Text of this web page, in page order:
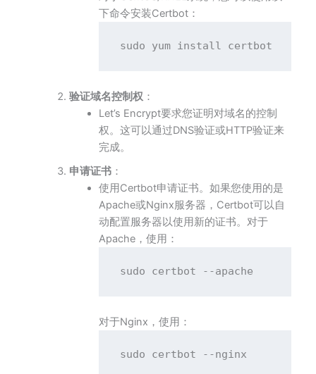
下命令安装Certbot：
验证域名控制权 ：
Let’s Encrypt要求您证明对域名的控制
权。这可以通过DNS验证或HTTP验证来
完成。
申请证书 ：
使用Certbot申请证书。如果您使用的是
Apache或Nginx服务器，Certbot可以自
动配置服务器以使用新的证书。对于
Apache，使用：
对于Nginx，使用：